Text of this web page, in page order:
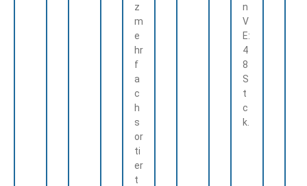
z
m
e
hr
f
a
c
h
s
or
ti
er
t
n
V
E:
4
8
S
t
c
k.